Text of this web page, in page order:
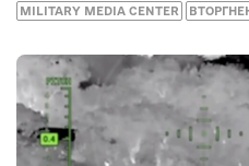
MILITARY MEDIA CENTER